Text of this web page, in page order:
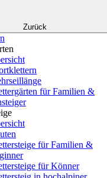
Zurück
für Familien &
für Familien &
für Könner